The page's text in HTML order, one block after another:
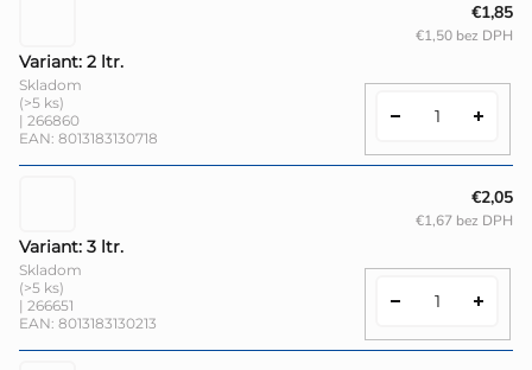
Variant: 2 ltr.
Skladom
(>5 ks)
| 266860
EAN: 8013183130718
€1,85
€1,50 bez DPH
Variant: 3 ltr.
Skladom
(>5 ks)
| 266651
EAN: 8013183130213
€2,05
€1,67 bez DPH